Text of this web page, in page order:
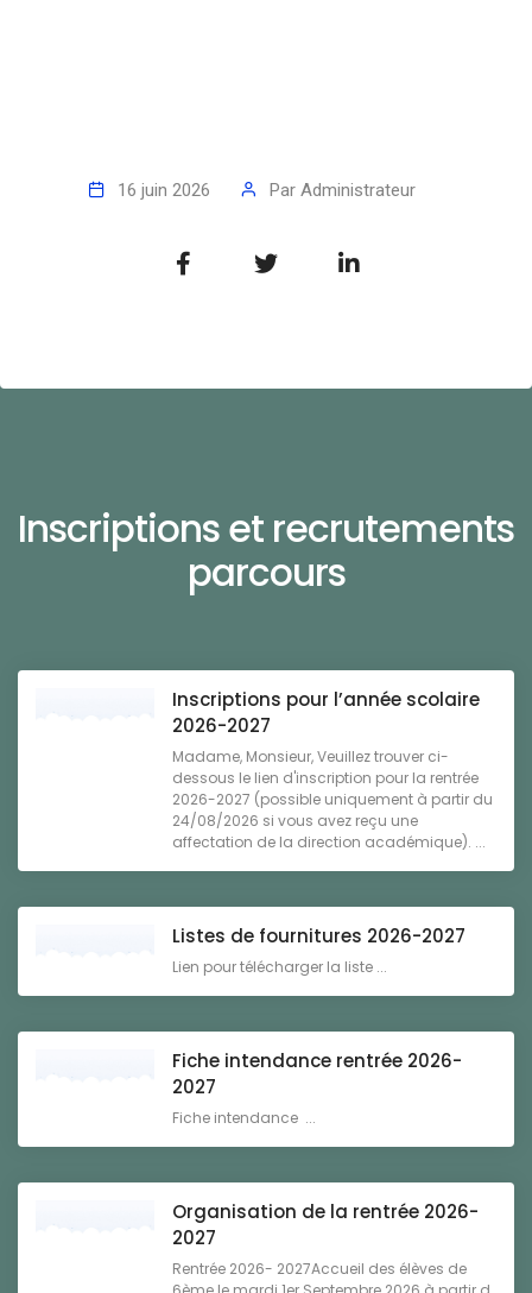
16 juin 2026 Par Administrateur
Inscriptions et recrutements
parcours
Inscriptions pour l’année scolaire
2026-2027
Madame, Monsieur, Veuillez trouver ci-
dessous le lien d'inscription pour la rentrée
2026-2027 (possible uniquement à partir du
24/08/2026 si vous avez reçu une
affectation de la direction académique). ...
Listes de fournitures 2026-2027
Lien pour télécharger la liste ...
Fiche intendance rentrée 2026-
2027
Fiche intendance ...
Organisation de la rentrée 2026-
2027
Rentrée 2026- 2027Accueil des élèves de